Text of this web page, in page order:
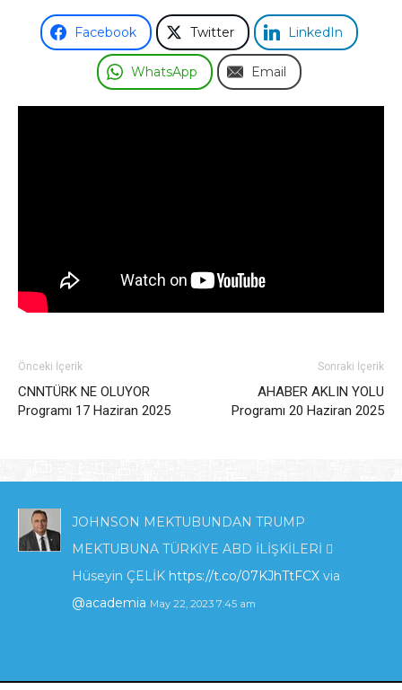
Facebook Twitter LinkedIn
WhatsApp Email
Önceki İçerik
CNNTÜRK NE OLUYOR
Programı 17 Haziran 2025
Sonraki İçerik
AHABER AKLIN YOLU
Programı 20 Haziran 2025
JOHNSON MEKTUBUNDAN TRUMP
MEKTUBUNA TÜRKİYE ABD İLİŞKİLERİ 
Hüseyin ÇELİK https://t.co/07KJhTtFCX via
@academia May 22, 2023 7:45 am
_İLGİSİ_.pdfhttps://t.co/zTcmJSrl3Ivia